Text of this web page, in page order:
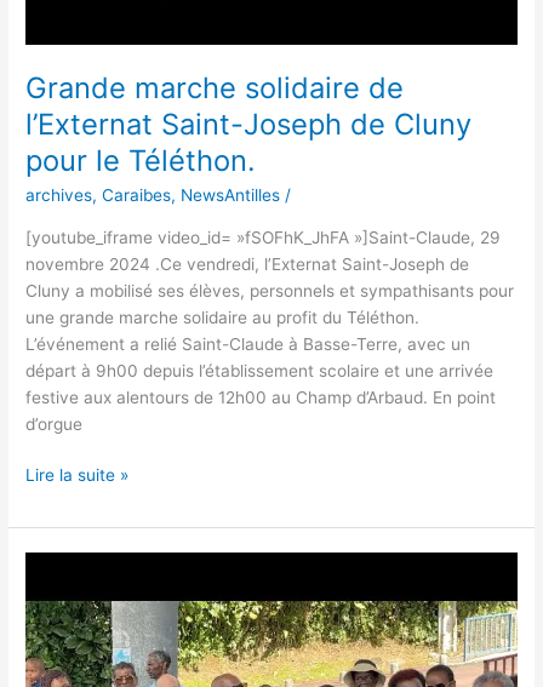
Grande marche solidaire de
l’Externat Saint-Joseph de Cluny
pour le Téléthon.
archives,Caraibes, NewsAntilles /
[youtube_iframe video_id= »fSOFhK_JhFA »]Saint-Claude, 29
novembre 2024 .Ce vendredi, l’Externat Saint-Joseph de
Cluny a mobilisé ses élèves, personnels et sympathisants pour
une grande marche solidaire au profit du Téléthon.
L’événement a relié Saint-Claude à Basse-Terre, avec un
départ à 9h00 depuis l’établissement scolaire et une arrivée
festive aux alentours de 12h00 au Champ d’Arbaud. En point
d’orgue
Lire la suite »
de
Saint-
Claude